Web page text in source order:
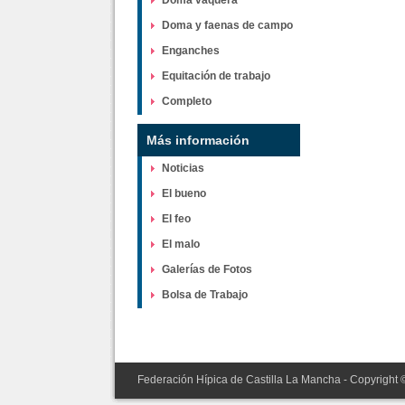
Doma y faenas de campo
Enganches
Equitación de trabajo
Completo
Más información
Noticias
El bueno
El feo
El malo
Galerías de Fotos
Bolsa de Trabajo
Federación Hípica de Castilla La Mancha - Copyright